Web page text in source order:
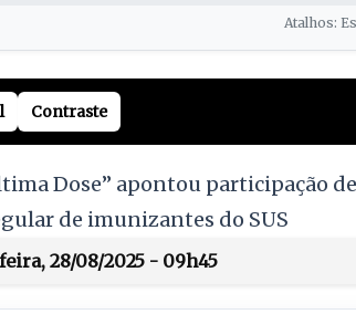
Atalhos:
Contraste
Dose” apontou participação
de imunizantes do SUS
28/08/2025 - 09h45